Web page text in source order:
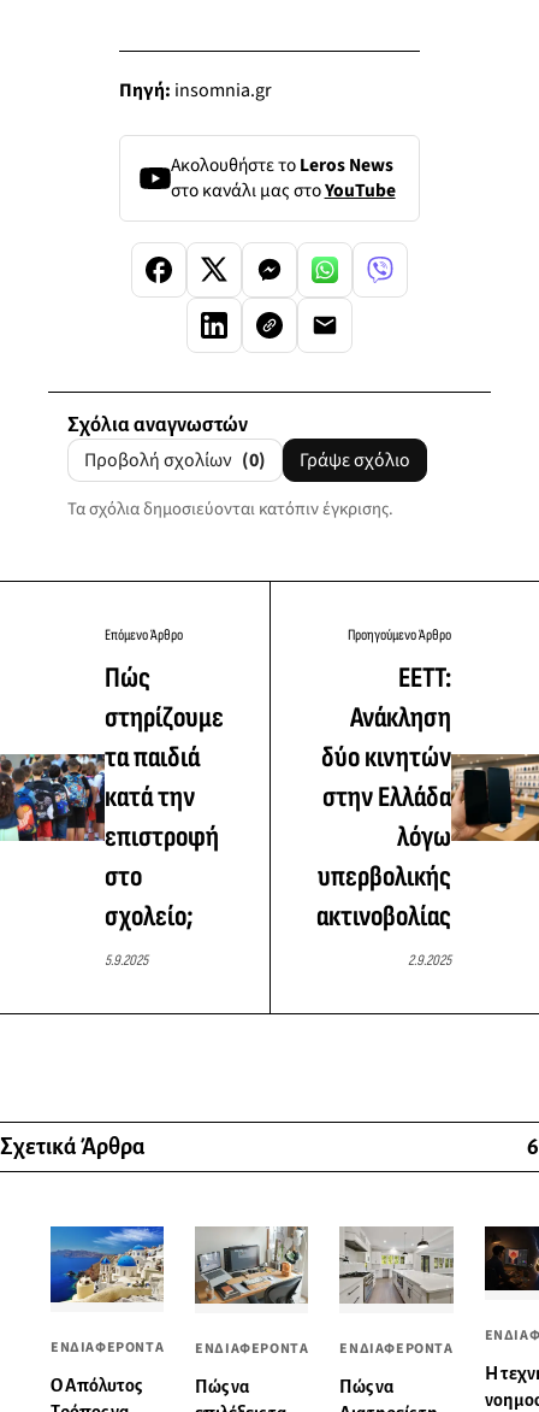
Πηγή: insomnia.gr
Ακολουθήστε τοLeros News
στο κανάλι μας στοYouTube
Σχόλια αναγνωστών
Προβολή σχολίων (0) Γράψε σχόλιο
Τα σχόλια δημοσιεύονται κατόπιν έγκρισης.
Επόμενο Άρθρο
Πώς
στηρίζουμε
τα παιδιά
κατά την
επιστροφή
στο
σχολείο;
5.9.2025
Προηγούμενο Άρθρο
ΕΕΤΤ:
Ανάκληση
δύο κινητών
στην Ελλάδα
λόγω
υπερβολικής
ακτινοβολίας
2.9.2025
Σχετικά Άρθρα 6
ΕΝΔΙΑΦΕΡΟΝΤΑ
Ο Απόλυτος
ΕΝΔΙΑΦΕΡΟΝΤΑ
Πώς να
ΕΝΔΙΑΦΕΡΟΝΤΑ
Πώς να
Η